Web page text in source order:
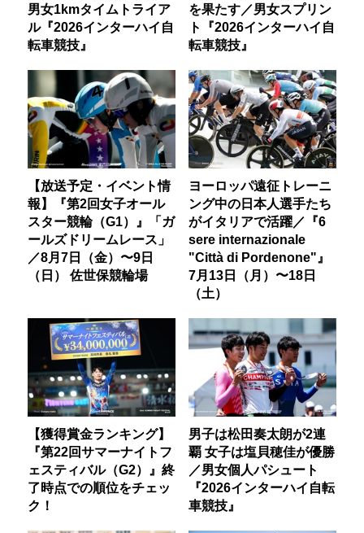
男女1kmタイムトライア
ル『2026インターハイ自
転車競技』
を果たす／男女スプリン
ト『2026インターハイ自
転車競技』
【放送予定・イベント情
報】『第2回女子オール
スター競輪（G1）』「ガ
ールズドリームレース」
／8月7日（金）〜9日
（日） 佐世保競輪場
ヨーロッパ遠征トレーニ
ング中の日本人選手たち
がイタリアで活躍／『6
sere internazionale
"Città di Pordenone"』
7月13日（月）〜18日
（土）
【獲得賞金ランキング】
『第22回サマーナイトフ
ェスティバル（G2）』終
了時点での順位をチェッ
ク！
男子は松田奏太朗が2連
覇 女子は塩貝穂佳が優勝
／男女個人パシュート
『2026インターハイ自転
車競技』